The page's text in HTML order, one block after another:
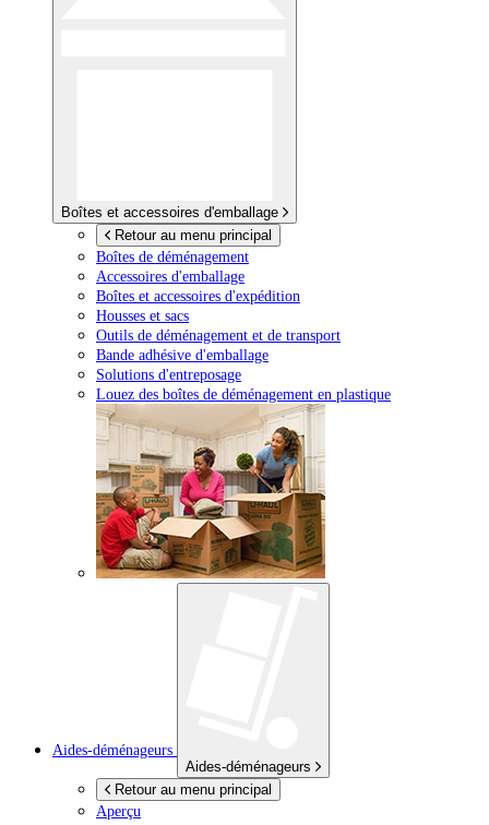
Boîtes et accessoires d'emballage
Retour au menu principal
Boîtes de déménagement
Accessoires d'emballage
Boîtes et accessoires d'expédition
Housses et sacs
Outils de déménagement et de transport
Bande adhésive d'emballage
Solutions d'entreposage
Louez des boîtes de déménagement en plastique
Aides-déménageurs
Aides-déménageurs
Retour au menu principal
Aperçu